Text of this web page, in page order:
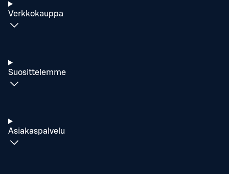
Verkkokauppa
Suosittelemme
Asiakaspalvelu